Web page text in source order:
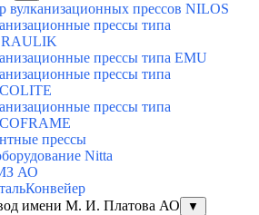
вулканизационных прессов NILOS
прессы типа
прессы типа EMU
прессы типа
прессы типа
прессы
Nitta
АО
имени М. И. Платова АО
▼